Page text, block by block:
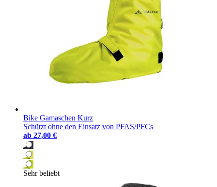
Bike Gamaschen Kurz
Schützt ohne den Einsatz von PFAS/PFCs
ab 27,00 €
Sehr beliebt